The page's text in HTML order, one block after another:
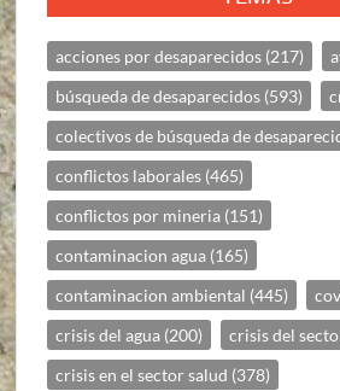
acciones por desaparecidos (217)
búsqueda de desaparecidos (593)
colectivos de búsqueda de
conflictos laborales (465)
conflictos por mineria (151)
contaminacion agua (165)
contaminacion ambiental (445)
crisis del agua (200) crisis del
crisis en el sector salud (378)